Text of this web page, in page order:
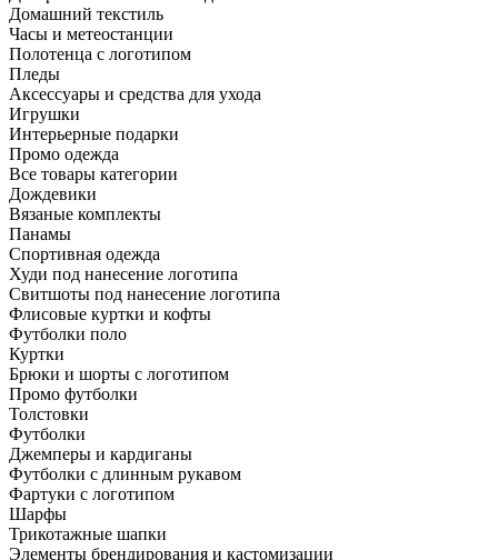
Домашний текстиль
Часы и метеостанции
Полотенца с логотипом
Пледы
Аксессуары и средства для ухода
Игрушки
Интерьерные подарки
Промо одежда
Все товары категории
Дождевики
Вязаные комплекты
Панамы
Спортивная одежда
Худи под нанесение логотипа
Свитшоты под нанесение логотипа
Флисовые куртки и кофты
Футболки поло
Куртки
Брюки и шорты с логотипом
Промо футболки
Толстовки
Футболки
Джемперы и кардиганы
Футболки с длинным рукавом
Фартуки с логотипом
Шарфы
Трикотажные шапки
Элементы брендирования и кастомизации